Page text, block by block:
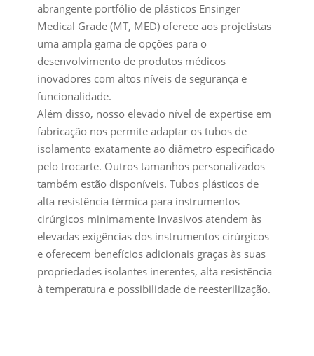
abrangente portfólio de plásticos Ensinger
Medical Grade (MT, MED) oferece aos projetistas
uma ampla gama de opções para o
desenvolvimento de produtos médicos
inovadores com altos níveis de segurança e
funcionalidade.
Além disso, nosso elevado nível de expertise em
fabricação nos permite adaptar os tubos de
isolamento exatamente ao diâmetro especificado
pelo trocarte. Outros tamanhos personalizados
também estão disponíveis. Tubos plásticos de
alta resistência térmica para instrumentos
cirúrgicos minimamente invasivos atendem às
elevadas exigências dos instrumentos cirúrgicos
e oferecem benefícios adicionais graças às suas
propriedades isolantes inerentes, alta resistência
à temperatura e possibilidade de reesterilização.